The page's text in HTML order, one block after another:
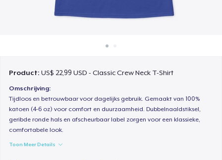
Product:US$ 22,99 USD - Classic Crew Neck T-Shirt
Omschrijving:
Tijdloos en betrouwbaar voor dagelijks gebruik. Gemaakt van 100%
katoen (4-6 oz) voor comfort en duurzaamheid. Dubbelnaaldstiksel,
geribde ronde hals en afscheurbaar label zorgen voor een klassieke,
comfortabele look.
Toon Meer Details